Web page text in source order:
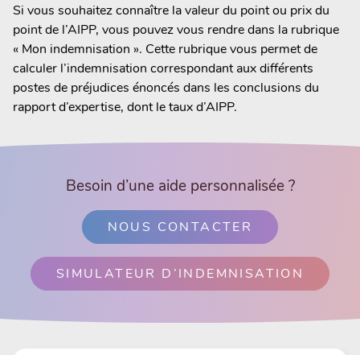
Si vous souhaitez connaître la valeur du point ou prix du
point de l’AIPP, vous pouvez vous rendre dans la rubrique
« Mon indemnisation ». Cette rubrique vous permet de
calculer l’indemnisation correspondant aux différents
postes de préjudices énoncés dans les conclusions du
rapport d’expertise, dont le taux d’AIPP.
Besoin d’une aide personnalisée ?
NOUS CONTACTER
SIMULATEUR D’INDEMNISATION